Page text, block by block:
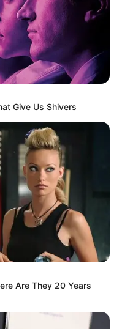
Give Us Shivers
Are They 20 Years